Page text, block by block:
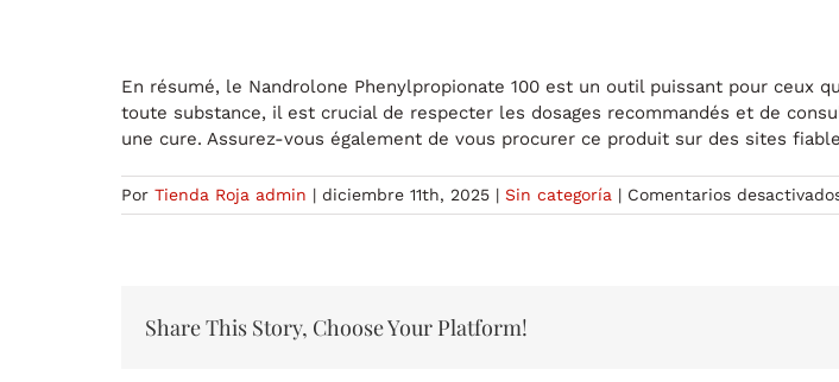
En résumé, le Nandrolone Phenylpropionate 100 est un outil puissant pour ceux
toute substance, il est crucial de respecter les dosages recommandés et de
une cure. Assurez-vous également de vous procurer ce produit sur des sites
Por Tienda Roja admin | diciembre 11th, 2025 | Sin categoría | Comentarios
Share This Story, Choose Your Platform!